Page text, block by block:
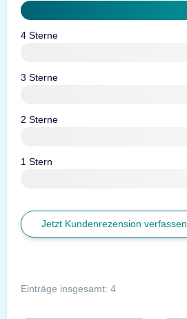
4 Sterne
3 Sterne
2 Sterne
1 Stern
Jetzt Kundenrezension verfassen
Einträge insgesamt: 4